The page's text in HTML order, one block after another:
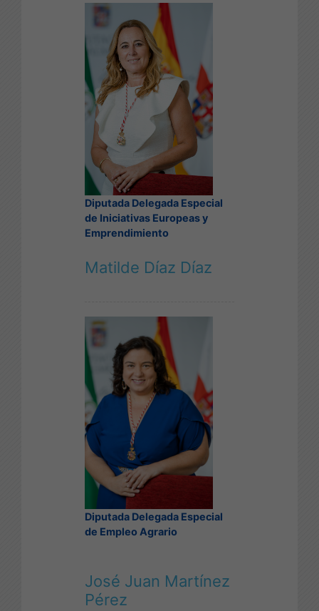
Diputada Delegada Especial
de Iniciativas Europeas y
Emprendimiento
Matilde Díaz Díaz
Diputada Delegada Especial
de Empleo Agrario
José Juan Martínez
Pérez